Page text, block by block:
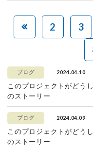
2 3
ブログ 2024.04.10
このプロジェクトがどう
のストーリー
ブログ 2024.04.09
このプロジェクトがどう
のストーリー